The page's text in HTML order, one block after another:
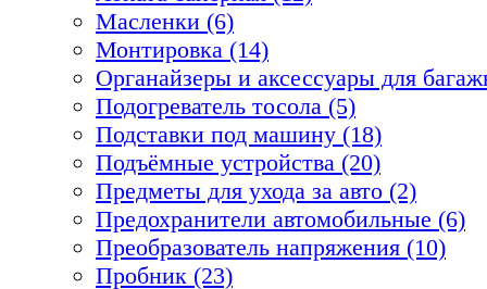
Масленки (6)
Монтировка (14)
Органайзеры и аксессуары для
Подогреватель тосола (5)
Подставки под машину (18)
Подъёмные устройства (20)
Предметы для ухода за авто (2)
Предохранители автомобильные (6)
Преобразователь напряжения (10)
Пробник (23)